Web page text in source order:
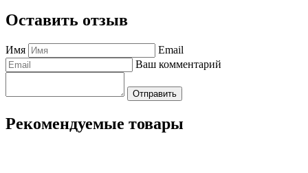
Оставить отзыв
Имя
Email
Ваш комментарий
Отправить
Рекомендуемые товары